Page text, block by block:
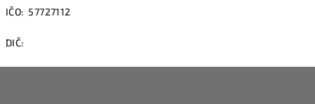
IČO: 57727112
DIČ: